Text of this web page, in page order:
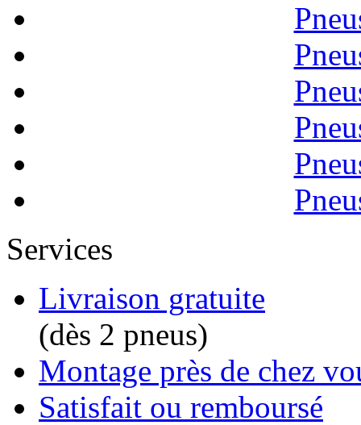
Services
Livraison gratuite
(dès 2 pneus)
Montage près de chez
Satisfait ou remboursé